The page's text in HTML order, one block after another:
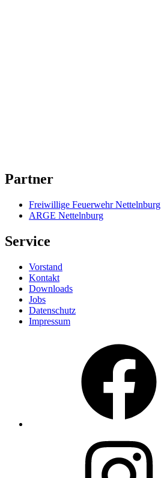
Partner
Freiwillige Feuerwehr Nettelnburg
ARGE Nettelnburg
Service
Vorstand
Kontakt
Downloads
Jobs
Datenschutz
Impressum